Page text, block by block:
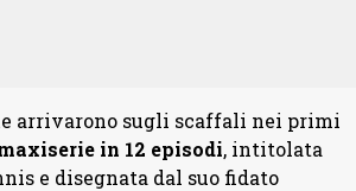
arrivarono sugli scaffali nei primi
in 12 episodi, intitolata
e disegnata dal suo fidato